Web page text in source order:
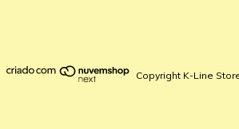
Copyright K-Line